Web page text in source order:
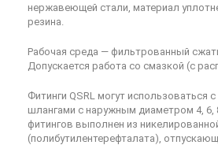
нержавеющей стали, материал
резина.
Рабочая среда — фильтрованный
Допускается работа со смазкой (с
Фитинги QSRL могут использоваться
шлангами с наружным диаметром 4, 6,
фитингов выполнен из
(полибутилентерефталата),